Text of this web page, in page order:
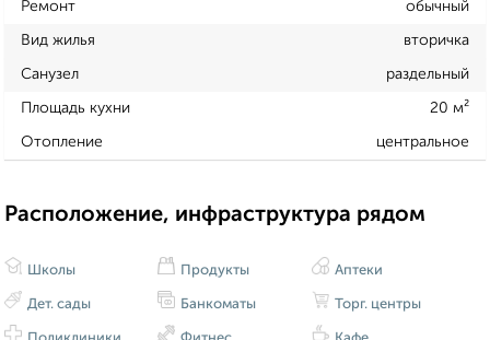
Ремонт обычный
Вид жилья вторичка
Санузел раздельный
Площадь кухни 20 м²
Отопление центральное
Расположение, инфраструктура рядом
Школы
Дет. сады
Продукты
Банкоматы
Аптеки
Торг. центры